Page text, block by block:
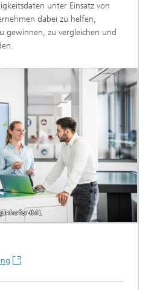
unter Einsatz von
dabei zu helfen,
gewinnen, zu vergleichen und
IML